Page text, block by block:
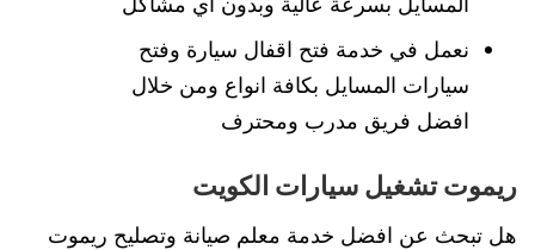
نعمل في خدمة فتح اقفال سيارة وفتح
سيارات المسايل بكافة انواع ومن خلال
افضل فريق مدرب ومحترف
ريموت تشغيل سيارات الكويت
هل تبحث عن افضل خدمة معلم صيانة وتصليح ريموت